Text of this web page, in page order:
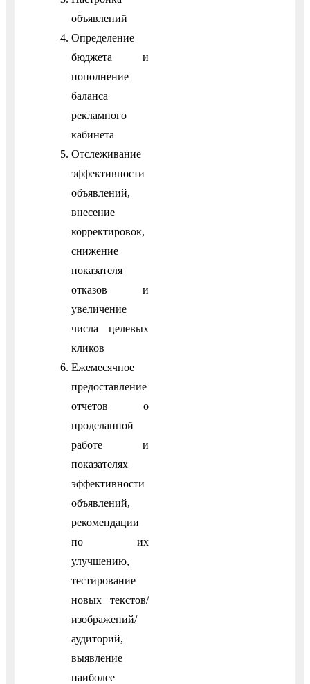
объявлений
Определение
бюджета и
пополнение
баланса
рекламного
кабинета
Отслеживание
эффективности
объявлений,
внесение
корректировок,
снижение
показателя
отказов и
увеличение
числа целевых
кликов
Ежемесячное
предоставление
отчетов о
проделанной
работе и
показателях
эффективности
объявлений,
рекомендации
по их
улучшению,
тестирование
новых текстов/
изображений/
аудиторий,
выявление
наиболее